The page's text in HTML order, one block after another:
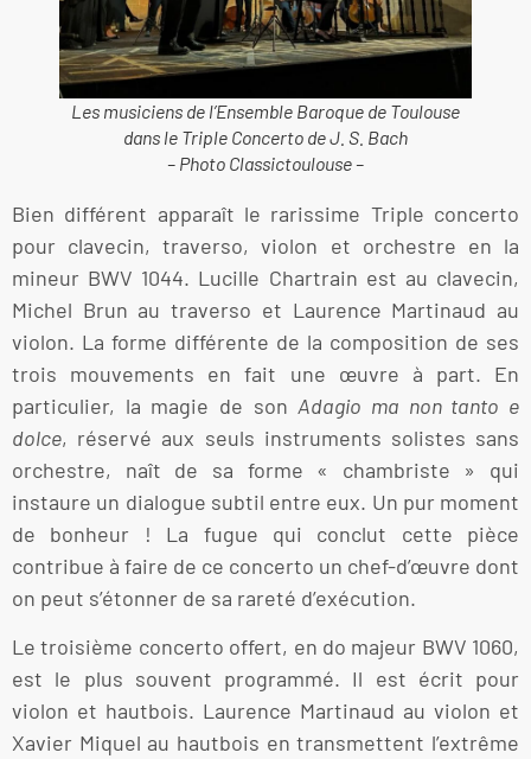
Les musiciens de l’Ensemble Baroque de Toulouse
dans le Triple Concerto de J. S. Bach
– Photo Classictoulouse –
Bien différent apparaît le rarissime Triple concerto
pour clavecin, traverso, violon et orchestre en la
mineur BWV 1044. Lucille Chartrain est au clavecin,
Michel Brun au traverso et Laurence Martinaud au
violon. La forme différente de la composition de ses
trois mouvements en fait une œuvre à part. En
particulier, la magie de son Adagio ma non tanto e
dolce, réservé aux seuls instruments solistes sans
orchestre, naît de sa forme « chambriste » qui
instaure un dialogue subtil entre eux. Un pur moment
de bonheur ! La fugue qui conclut cette pièce
contribue à faire de ce concerto un chef-d’œuvre dont
on peut s’étonner de sa rareté d’exécution.
Le troisième concerto offert, en do majeur BWV 1060,
est le plus souvent programmé. Il est écrit pour
violon et hautbois. Laurence Martinaud au violon et
Xavier Miquel au hautbois en transmettent l’extrême